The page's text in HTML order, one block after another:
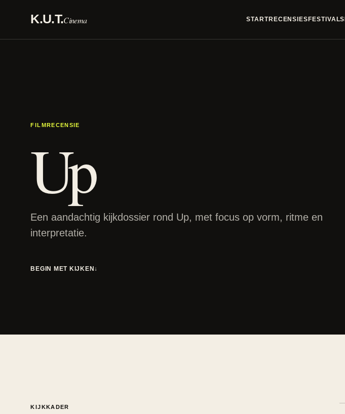
K.U.T.Cinema STARTRECENSIES FESTIVALS
FILMRECENSIE
Up
Een aandachtig kijkdossier rond Up, met focus op vorm, ritme en
interpretatie.
BEGIN MET KIJKEN ↓
KIJKKADER